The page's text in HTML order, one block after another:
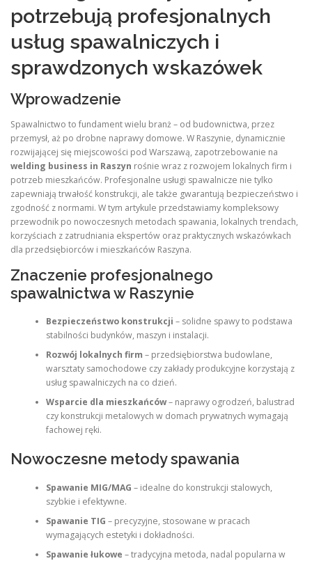
potrzebują profesjonalnych
usług spawalniczych i
sprawdzonych wskazówek
Wprowadzenie
Spawalnictwo to fundament wielu branż – od budownictwa, przez
przemysł, aż po drobne naprawy domowe. W Raszynie, dynamicznie
rozwijającej się miejscowości pod Warszawą, zapotrzebowanie na
welding business in Raszyn rośnie wraz z rozwojem lokalnych firm i
potrzeb mieszkańców. Profesjonalne usługi spawalnicze nie tylko
zapewniają trwałość konstrukcji, ale także gwarantują bezpieczeństwo i
zgodność z normami. W tym artykule przedstawiamy kompleksowy
przewodnik po nowoczesnych metodach spawania, lokalnych trendach,
korzyściach z zatrudniania ekspertów oraz praktycznych wskazówkach
dla przedsiębiorców i mieszkańców Raszyna.
Znaczenie profesjonalnego
spawalnictwa w Raszynie
Bezpieczeństwo konstrukcji – solidne spawy to podstawa
stabilności budynków, maszyn i instalacji.
Rozwój lokalnych firm – przedsiębiorstwa budowlane,
warsztaty samochodowe czy zakłady produkcyjne korzystają z
usług spawalniczych na co dzień.
Wsparcie dla mieszkańców– naprawy ogrodzeń, balustrad
czy konstrukcji metalowych w domach prywatnych wymagają
fachowej ręki.
Nowoczesne metody spawania
Spawanie MIG/MAG – idealne do konstrukcji stalowych,
szybkie i efektywne.
Spawanie TIG – precyzyjne, stosowane w pracach
wymagających estetyki i dokładności.
Spawanie łukowe – tradycyjna metoda, nadal popularna w